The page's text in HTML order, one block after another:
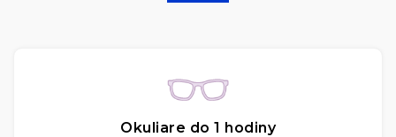
Okuliare do 1 hodiny